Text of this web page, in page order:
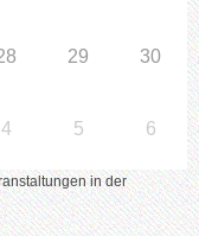
29 30
4 5 6
in der